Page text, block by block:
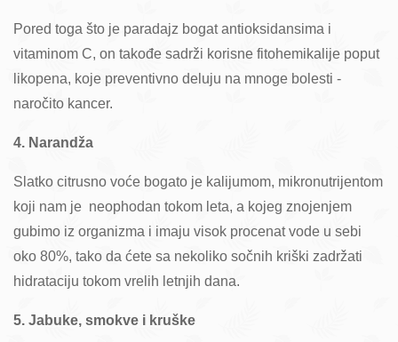
Pored toga što je paradajz bogat antioksidansima i
vitaminom C, on takođe sadrži korisne fitohemikalije poput
likopena, koje preventivno deluju na mnoge bolesti -
naročito kancer.
4. Narandža
Slatko citrusno voće bogato je kalijumom, mikronutrijentom
koji nam je neophodan tokom leta, a kojeg znojenjem
gubimo iz organizma i imaju visok procenat vode u sebi
oko 80%, tako da ćete sa nekoliko sočnih kriški zadržati
hidrataciju tokom vrelih letnjih dana.
5. Jabuke, smokve i kruške